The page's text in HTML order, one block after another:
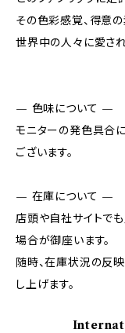
その色彩感覚、得意
世界中の人々に愛され
— 色味について —
モニターの発色具合
ございます。
— 在庫について —
店頭や自社サイトで
場合が御座います。
随時、在庫状況の反
し上げます。